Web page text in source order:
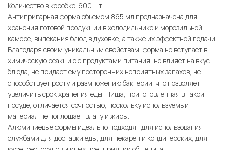
Количество в коробке: 600 шт
Антипригарная форма объемом 865 мл предназначена для
хранения готовой продукции в холодильнике и морозильной
камере, выпекания блюд в духовке, а также их эффектной подачи.
Благодаря своим уникальным свойствам, форма не вступает в
химическую реакцию с продуктами питания, не влияет на вкус
блюда, не придает ему посторонних неприятных запахов, не
способствует росту и размножению бактерий, что позволяет
увеличить срок хранения еды. Пища, приготовленная в такой
посуде, отличается сочностью, поскольку используемый
материал не поглощает влагу и жиры.
Алюминиевые формы идеально подходят для использования
службами для доставки еды, для пекарен и кондитерских, для